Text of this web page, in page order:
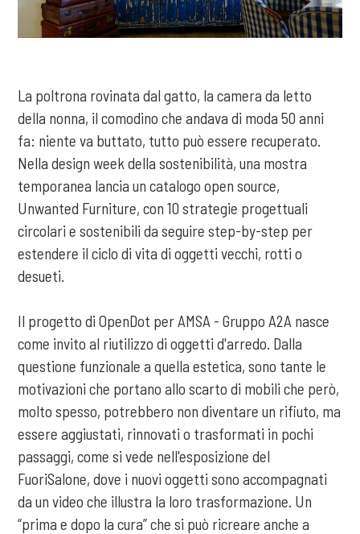
La poltrona rovinata dal gatto, la camera da letto
della nonna, il comodino che andava di moda 50 anni
fa: niente va buttato, tutto può essere recuperato.
Nella design week della sostenibilità, una mostra
temporanea lancia un catalogo open source,
Unwanted Furniture, con 10 strategie progettuali
circolari e sostenibili da seguire step-by-step per
estendere il ciclo di vita di oggetti vecchi, rotti o
desueti.
Il progetto di OpenDot per AMSA - Gruppo A2A nasce
come invito al riutilizzo di oggetti d'arredo. Dalla
questione funzionale a quella estetica, sono tante le
motivazioni che portano allo scarto di mobili che però,
molto spesso, potrebbero non diventare un rifiuto, ma
essere aggiustati, rinnovati o trasformati in pochi
passaggi, come si vede nell'esposizione del
FuoriSalone, dove i nuovi oggetti sono accompagnati
da un video che illustra la loro trasformazione. Un
“prima e dopo la cura” che si può ricreare anche a